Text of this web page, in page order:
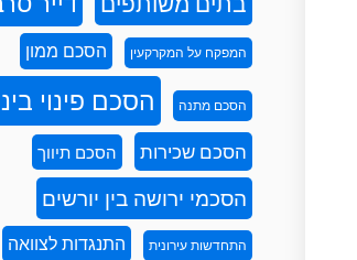
המפקח על המקרקעין הסכם ממון
הסכם מתנה הסכם פינוי
הסכם שכירות הסכם תיווך
הסכמי ירושה בין יורשים
התחדשות עירונית התנגדות לצוואה